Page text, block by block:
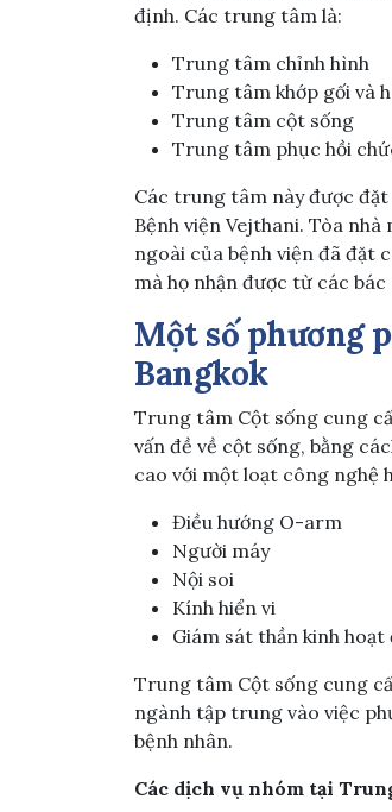
định. Các trung tâm là:
Trung tâm chỉnh hình
Trung tâm khớp gối và
Trung tâm cột sống
Trung tâm phục hồi
Các trung tâm này được
Bệnh viện Vejthani. Tòa nhà
ngoài của bệnh viện đã đặt
mà họ nhận được từ các bác
Một số phương
Bangkok
Trung tâm Cột sống cung
vấn đề về cột sống, bằng
cao với một loạt công nghệ
Điều hướng O-arm
Người máy
Nội soi
Kính hiển vi
Giám sát thần kinh hoạt
Trung tâm Cột sống cung
ngành tập trung vào việc
bệnh nhân.
Các dịch vụ nhóm tại